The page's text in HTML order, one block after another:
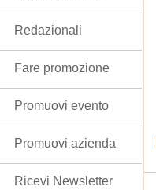
Redazionali
Fare promozione
Promuovi evento
Promuovi azienda
Ricevi Newsletter